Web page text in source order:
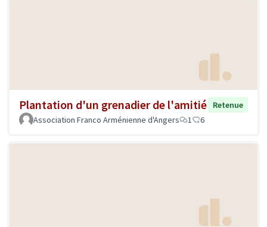
Plantation d'un grenadier de l'amitié
Retenue
Association Franco Arménienne d'Angers
1 6